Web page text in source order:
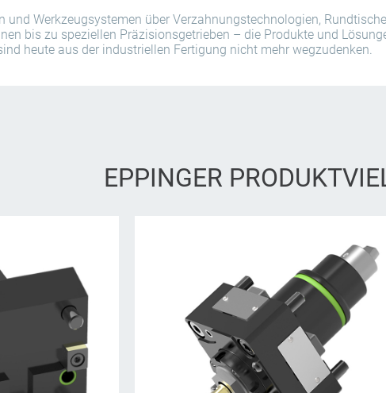
und Werkzeugsystemen über Verzahnungstechnologien, Rundtische
bis zu speziellen Präzisionsgetrieben – die Produkte und
heute aus der industriellen Fertigung nicht mehr wegzudenken.
EPPINGER